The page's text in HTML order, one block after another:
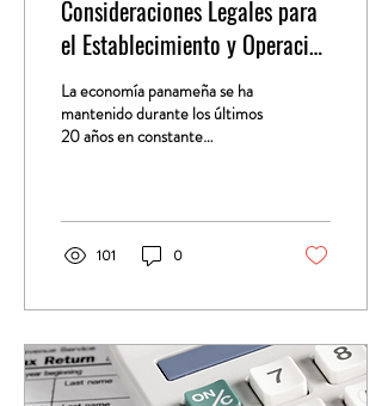
Consideraciones Legales para
el Establecimiento y Operación
de las Agencias Seguridad en
Panamá
La economía panameña se ha
mantenido durante los últimos
20 años en constante
101 0